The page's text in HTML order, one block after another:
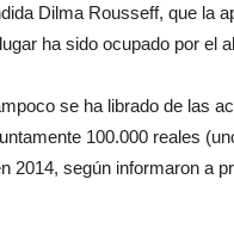
Dilma Rousseff, que la
ha sido ocupado por el
se ha librado de las
100.000 reales
2014, según informaron a